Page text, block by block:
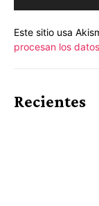
Este sitio usa
procesan los
Recientes